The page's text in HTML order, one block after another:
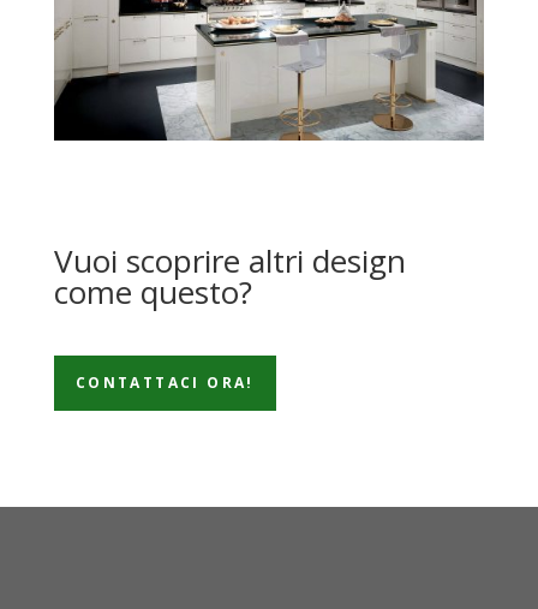
Vuoi scoprire altri design
come questo?
CONTATTACI ORA!